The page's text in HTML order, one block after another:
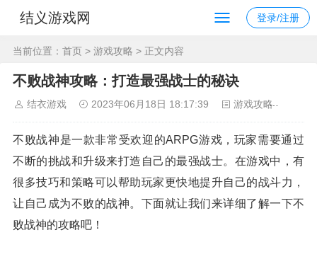
结义游戏网 登录/注册
当前位置： 首页 > 游戏攻略 > 正文内容
不败战神攻略：打造最强战士的秘诀
结衣游戏 2023年06月18日 18:17:39 游戏攻略
不败战神是一款非常受欢迎的ARPG游戏，玩家需要通过
不断的挑战和升级来打造自己的最强战士。在游戏中，有
很多技巧和策略可以帮助玩家更快地提升自己的战斗力，
让自己成为不败的战神。下面就让我们来详细了解一下不
败战神的攻略吧！